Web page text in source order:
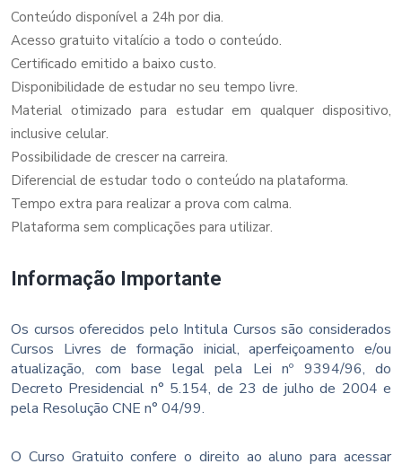
Conteúdo disponível a 24h por dia.
Acesso gratuito vitalício a todo o conteúdo.
Certificado emitido a baixo custo.
Disponibilidade de estudar no seu tempo livre.
Material otimizado para estudar em qualquer dispositivo,
inclusive celular.
Possibilidade de crescer na carreira.
Diferencial de estudar todo o conteúdo na plataforma.
Tempo extra para realizar a prova com calma.
Plataforma sem complicações para utilizar.
Informação Importante
Os cursos oferecidos pelo Intitula Cursos são considerados
Cursos Livres de formação inicial, aperfeiçoamento e/ou
atualização, com base legal pela Lei nº 9394/96, do
Decreto Presidencial n° 5.154, de 23 de julho de 2004 e
pela Resolução CNE n° 04/99.
O Curso Gratuito confere o direito ao aluno para acessar